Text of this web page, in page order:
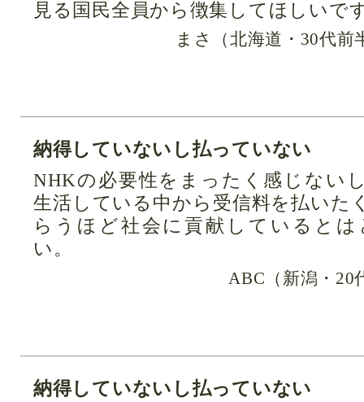
見る国民全員から徴集してほしいで
まさ（北海道・30代前
納得していないし払っていない
NHKの必要性をまったく感じない
生活している中から受信料を払いた
らうほど社会に貢献していると
い。
ABC（新潟・20
納得していないし払っていない